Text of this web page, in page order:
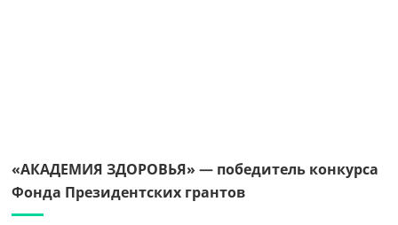
«АКАДЕМИЯ ЗДОРОВЬЯ» — победитель конкурса
Фонда Президентских грантов